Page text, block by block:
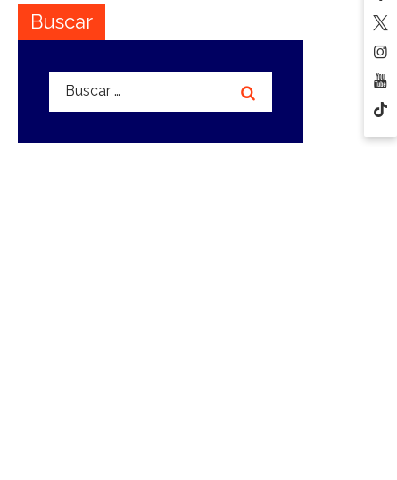
Buscar
Buscar: